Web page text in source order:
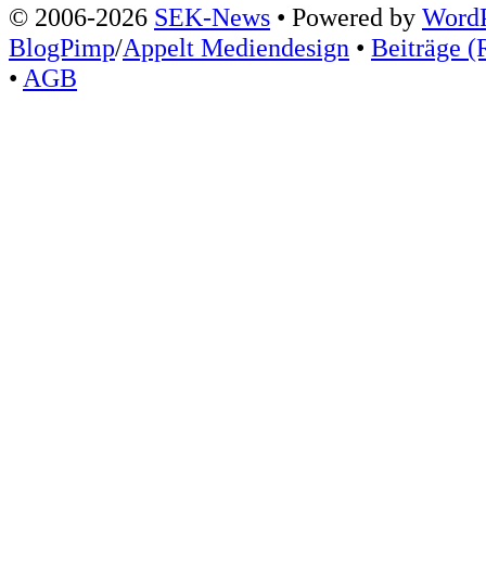
© 2006-2026 SEK-News • Powered by
BlogPimp/Appelt Mediendesign • Beiträge
• AGB